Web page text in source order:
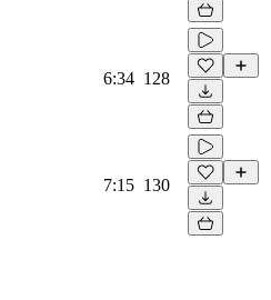
6:34 128
7:15 130